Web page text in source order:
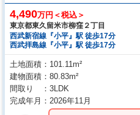
4,490万円＜税込＞
東京都東久留米市柳窪２丁目
西武新宿線『小平』駅 徒歩17分
西武拝島線『小平』駅 徒歩17分
土地面積
101.11m²
建物面積
80.83m²
間取り
3LDK
完成年月
2026年11月